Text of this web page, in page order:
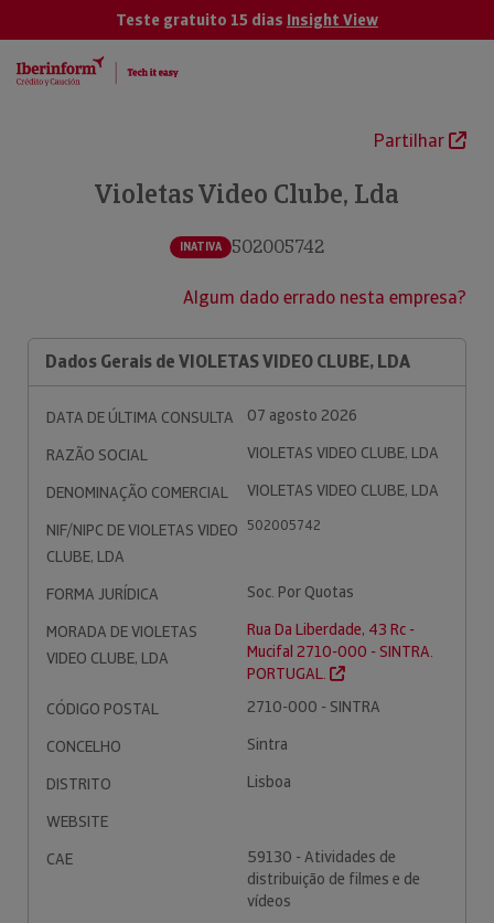
Teste gratuito 15 dias Insight View
Partilhar
Violetas Video Clube, Lda
INATIVA 502005742
Algum dado errado nesta empresa?
Dados Gerais de VIOLETAS VIDEO CLUBE, LDA
DATA DE ÚLTIMA CONSULTA
07 agosto 2026
RAZÃO SOCIAL
VIOLETAS VIDEO CLUBE, LDA
DENOMINAÇÃO COMERCIAL
VIOLETAS VIDEO CLUBE, LDA
NIF/NIPC DE VIOLETAS VIDEO
CLUBE, LDA
502005742
FORMA JURÍDICA
Soc. Por Quotas
MORADA DE VIOLETAS
VIDEO CLUBE, LDA
Rua Da Liberdade, 43 Rc -
Mucifal 2710-000 - SINTRA.
PORTUGAL.
CÓDIGO POSTAL
2710-000 - SINTRA
CONCELHO
Sintra
DISTRITO
Lisboa
WEBSITE
CAE
59130 - Atividades de
distribuição de filmes e de
vídeos